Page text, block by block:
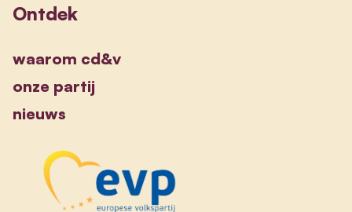
Ontdek
waarom cd&v
onze partij
nieuws